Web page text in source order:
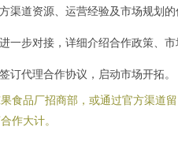
渠道资源、运营经验及市场规划的
一步对接，详细介绍合作政策、市
订代理合作协议，启动市场开拓。
食品厂招商部，或通过官方渠道留
作大计。